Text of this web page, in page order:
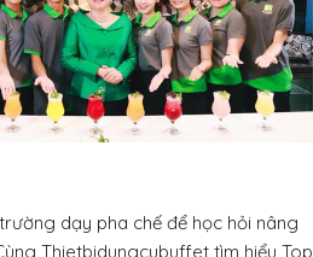
dạy pha chế để học hỏi nâng
Thietbidungcubuffet tìm hiểu Top